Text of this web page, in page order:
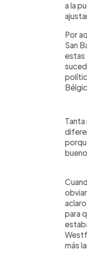
a la
Por
San
estas
para
más